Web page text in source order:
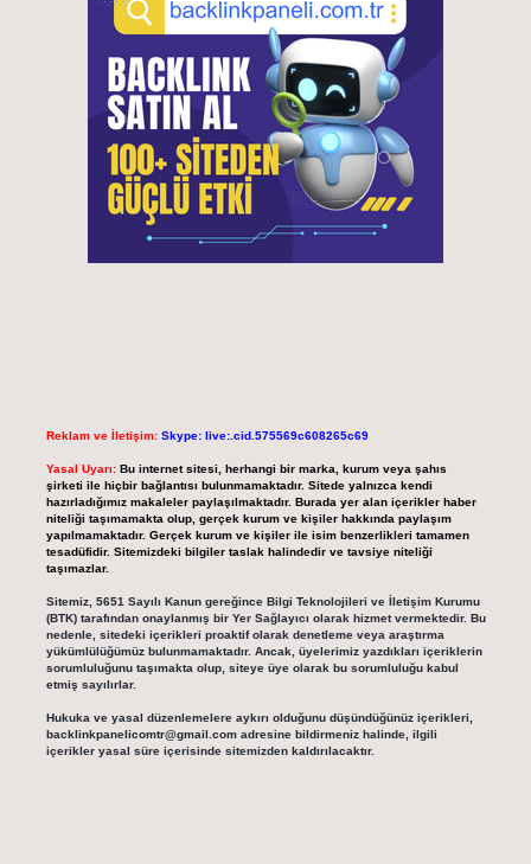
Reklam ve İletişim: Skype: live:.cid.575569c608265c69
Yasal Uyarı: Bu internet sitesi, herhangi bir marka, kurum veya şahıs
şirketi ile hiçbir bağlantısı bulunmamaktadır. Sitede yalnızca kendi
hazırladığımız makaleler paylaşılmaktadır. Burada yer alan içerikler haber
niteliği taşımamakta olup, gerçek kurum ve kişiler hakkında paylaşım
yapılmamaktadır. Gerçek kurum ve kişiler ile isim benzerlikleri tamamen
tesadüfidir. Sitemizdeki bilgiler taslak halindedir ve tavsiye niteliği
taşımazlar.
Sitemiz, 5651 Sayılı Kanun gereğince Bilgi Teknolojileri ve İletişim Kurumu
(BTK) tarafından onaylanmış bir Yer Sağlayıcı olarak hizmet vermektedir. Bu
nedenle, sitedeki içerikleri proaktif olarak denetleme veya araştırma
yükümlülüğümüz bulunmamaktadır. Ancak, üyelerimiz yazdıkları içeriklerin
sorumluluğunu taşımakta olup, siteye üye olarak bu sorumluluğu kabul
etmiş sayılırlar.
Hukuka ve yasal düzenlemelere aykırı olduğunu düşündüğünüz içerikleri,
backlinkpanelicomtr@gmail.comadresine bildirmeniz halinde, ilgili
içerikler yasal süre içerisinde sitemizden kaldırılacaktır.